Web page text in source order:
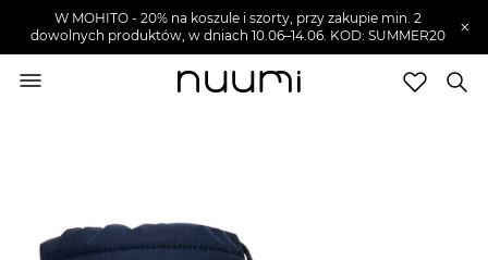
W MOHITO - 20% na koszule i szorty, przy zakupie min. 2
dowolnych produktów, w dniach 10.06–14.06. KOD: SUMMER20
×
Wyprzedaże